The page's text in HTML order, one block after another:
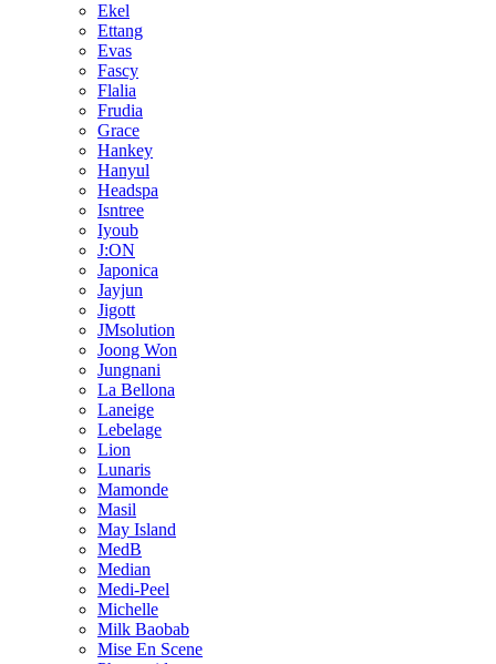
Ekel
Ettang
Evas
Fascy
Flalia
Frudia
Grace
Hankey
Hanyul
Headspa
Isntree
Iyoub
J:ON
Japonica
Jayjun
Jigott
JMsolution
Joong Won
Jungnani
La Bellona
Laneige
Lebelage
Lion
Lunaris
Mamonde
Masil
May Island
MedB
Median
Medi-Peel
Michelle
Milk Baobab
Mise En Scene